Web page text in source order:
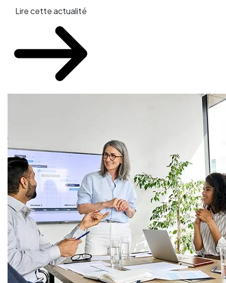
Lire cette actualité